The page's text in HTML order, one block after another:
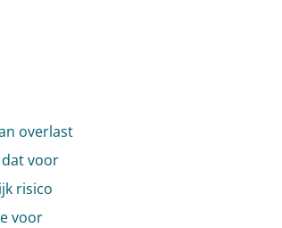
overlast
voor
risico
voor